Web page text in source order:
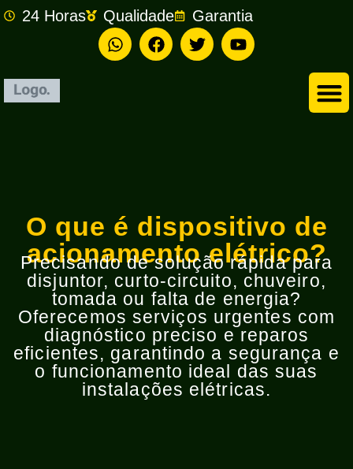
24 Horas Qualidade Garantia
O que é dispositivo de
acionamento elétrico?
Precisando de solução rápida para
disjuntor, curto-circuito, chuveiro,
tomada ou falta de energia?
Oferecemos serviços urgentes com
diagnóstico preciso e reparos
eficientes, garantindo a segurança e
o funcionamento ideal das suas
instalações elétricas.